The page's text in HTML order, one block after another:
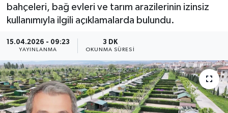
bahçeleri, bağ evleri ve tarım arazilerinin izinsiz
kullanımıyla ilgili açıklamalarda bulundu.
15.04.2026 - 09:23
YAYINLANMA
3 DK
OKUNMA SÜRESI
Çatalzeytin Haberleri
Devrekani Haberleri
Doğanyurt Haberleri